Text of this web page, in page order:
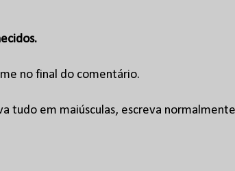
no final do comentário.
tudo em maiúsculas, escreva